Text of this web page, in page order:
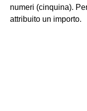
numeri (cinquina).
attribuito un importo.